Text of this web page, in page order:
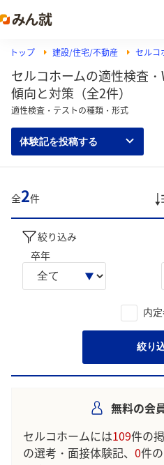
トップ 建設/住宅/不動産 セルコ
セルコホームの適性検査
傾向と対策（全2件）
適性検査・テストの種類・形式
体験記を投稿する
全2件
絞り込み
卒年
内
絞り
無料の会
セルコホームには109件の
の選考・面接体験記、 0件